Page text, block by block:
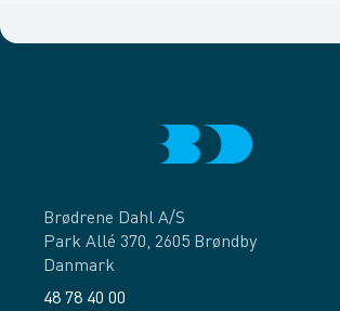
Brødrene Dahl A/S
Park Allé 370, 2605 Brøndby
Danmark
48 78 40 00